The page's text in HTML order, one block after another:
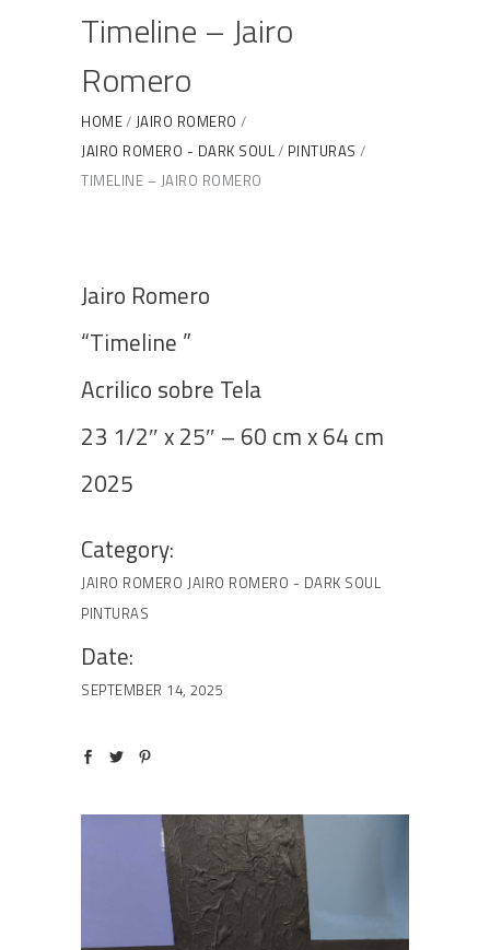
Timeline – Jairo
Romero
HOME
JAIRO ROMERO
JAIRO ROMERO - DARK SOUL
PINTURAS
TIMELINE – JAIRO ROMERO
Jairo Romero
“Timeline ”
Acrilico sobre Tela
23 1/2″ x 25″ – 60 cm x 64 cm
2025
Category:
JAIRO ROMERO JAIRO ROMERO - DARK SOUL
PINTURAS
Date:
SEPTEMBER 14, 2025